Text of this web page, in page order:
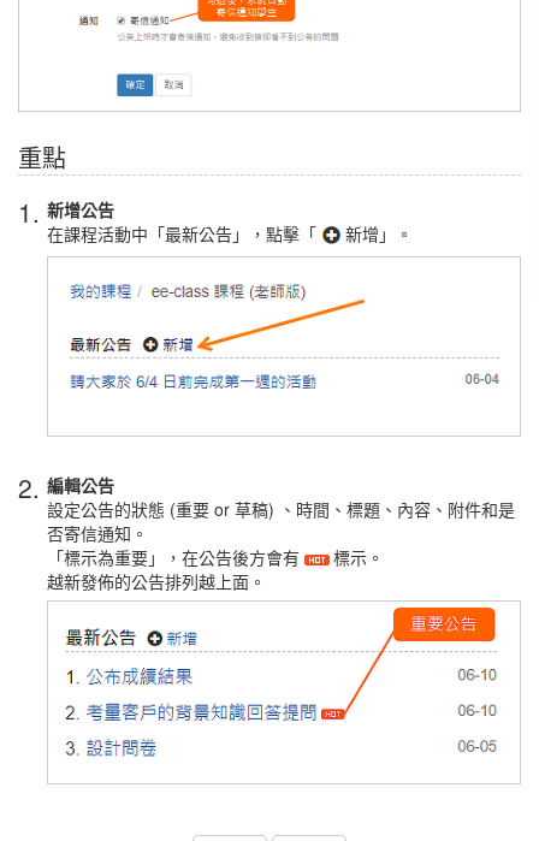
重點
1. 新增公告
在課程活動中「最新公告」，點擊「
新增」。
2. 編輯公告
設定公告的狀態 (重要 or 草稿) 、時間、標題、內容、附件和是
否寄信通知。
「標示為重要」，在公告後方會有
標示。
越新發佈的公告排列越上面。